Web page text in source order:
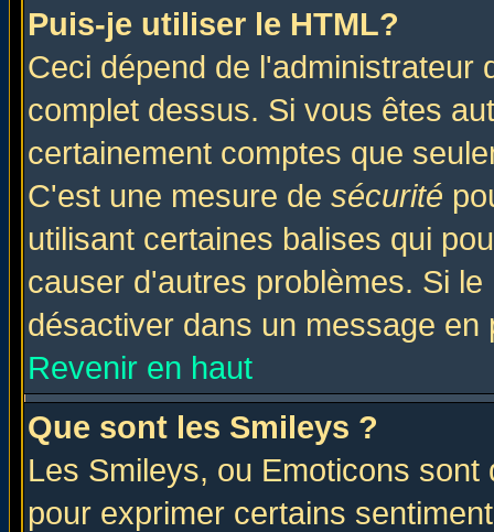
Puis-je utiliser le HTML?
Ceci dépend de l'administrateur
complet dessus. Si vous êtes
certainement comptes que
C'est une mesure de sécurité
utilisant certaines balises qui
causer d'autres problèmes. Si
désactiver dans un message
Revenir en haut
Que sont les Smileys ?
Les Smileys, ou Emoticons
pour exprimer certains